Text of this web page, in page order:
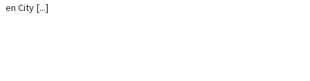
en City [...]